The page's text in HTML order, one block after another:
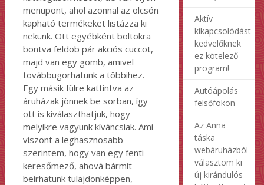
menüpont, ahol azonnal az olcsón
kapható termékeket listázza ki
nekünk. Ott egyébként boltokra
bontva feldob pár akciós cuccot,
majd van egy gomb, amivel
továbbugorhatunk a többihez.
Egy másik fülre kattintva az
áruházak jönnek be sorban, így
ott is kiválaszthatjuk, hogy
melyikre vagyunk kíváncsiak. Ami
viszont a leghasznosabb
szerintem, hogy van egy fenti
keresőmező, ahová bármit
beírhatunk tulajdonképpen,
Aktív
kikapcsolódást
kedvelőknek
ez kötelező
program!
Autóápolás
felsőfokon
Az Anna
táska
webáruházból
választom ki
új kirándulós